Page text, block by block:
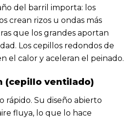
del barril importa: los
crean rizos u ondas más
que los grandes aportan
Los cepillos redondos de
el calor y aceleran el peinado.
(cepillo ventilado)
rápido. Su diseño abierto
fluya, lo que lo hace